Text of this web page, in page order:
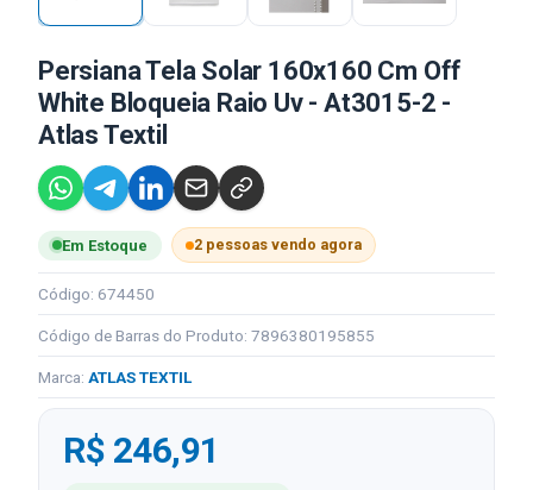
Persiana Tela Solar 160x160 Cm Off
White Bloqueia Raio Uv - At3015-2 -
Atlas Textil
Em Estoque 2 pessoas vendo agora
Código: 674450
Código de Barras do Produto: 7896380195855
Marca: ATLAS TEXTIL
R$ 246,91